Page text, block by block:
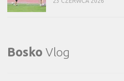
Bosko Vlog